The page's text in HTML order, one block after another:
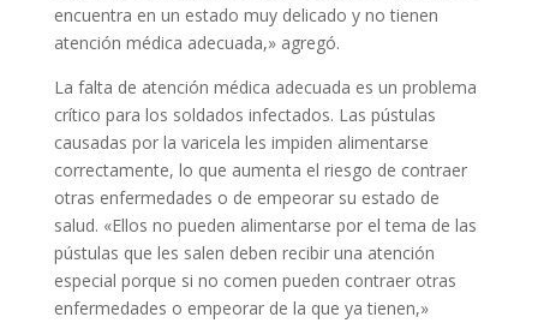
encuentra en un estado muy delicado y no tienen
atención médica adecuada,» agregó.
La falta de atención médica adecuada es un problema
crítico para los soldados infectados. Las pústulas
causadas por la varicela les impiden alimentarse
correctamente, lo que aumenta el riesgo de contraer
otras enfermedades o de empeorar su estado de
salud. «Ellos no pueden alimentarse por el tema de las
pústulas que les salen deben recibir una atención
especial porque si no comen pueden contraer otras
enfermedades o empeorar de la que ya tienen,»